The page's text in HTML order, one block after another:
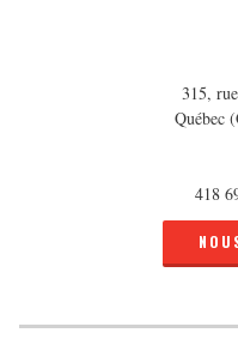
315,
Québec
418